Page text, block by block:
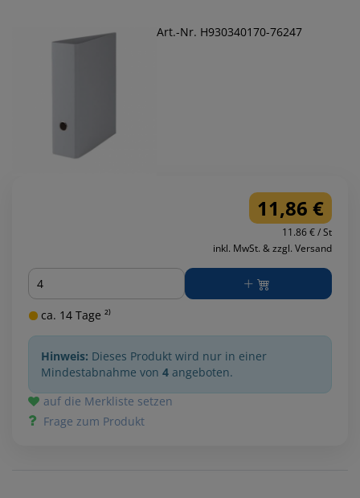
Art.-Nr. H930340170-76247
11,86 €
11.86 € / St
inkl. MwSt. & zzgl. Versand
Menge
ca. 14 Tage ²⁾
Hinweis: Dieses Produkt wird nur in einer
Mindestabnahme von 4 angeboten.
auf die Merkliste setzen
Frage zum Produkt